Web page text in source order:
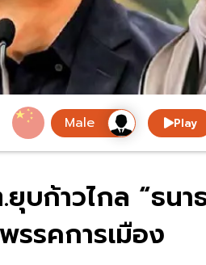
Play
บก้าวไกล “ธน
รรคการเมือง